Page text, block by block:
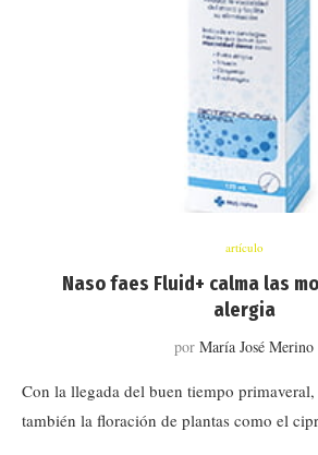
artículo
Naso faes Fluid+ calma las
alergia
por María José Merino
Con la llegada del buen tiempo primaveral,
también la floración de plantas como el